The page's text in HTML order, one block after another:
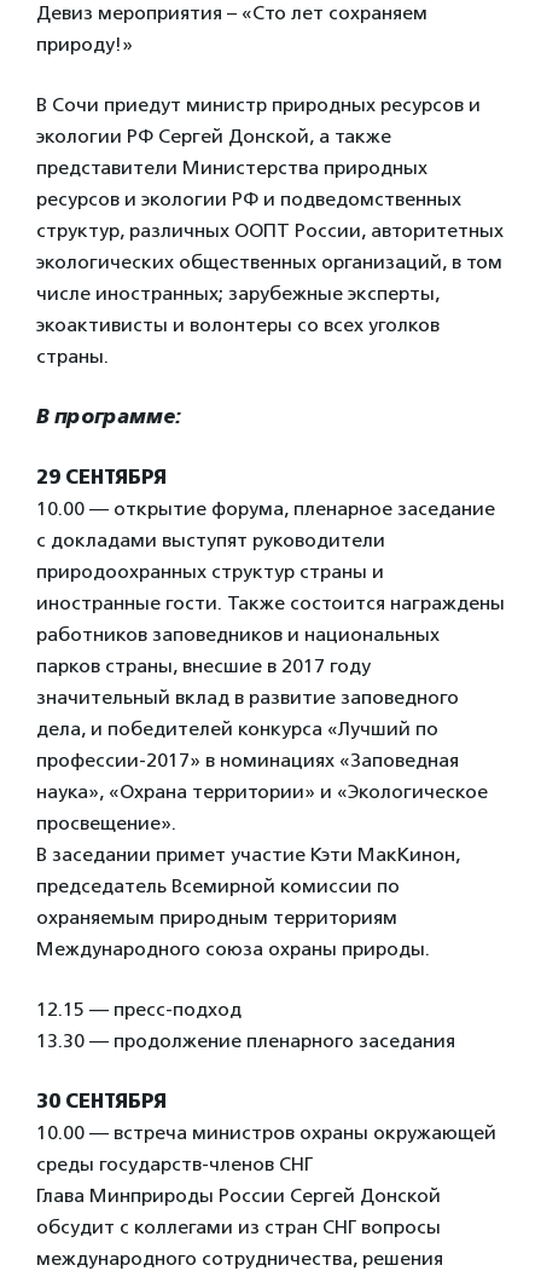
Девиз мероприятия – «Сто лет сохраняем
природу!»
В Сочи приедут министр природных ресурсов и
экологии РФ Сергей Донской, а также
представители Министерства природных
ресурсов и экологии РФ и подведомственных
структур, различных ООПТ России, авторитетных
экологических общественных организаций, в том
числе иностранных; зарубежные эксперты,
экоактивисты и волонтеры со всех уголков
страны.
В программе:
29 СЕНТЯБРЯ
10.00 — открытие форума, пленарное заседание
с докладами выступят руководители
природоохранных структур страны и
иностранные гости. Также состоится награждены
работников заповедников и национальных
парков страны, внесшие в 2017 году
значительный вклад в развитие заповедного
дела, и победителей конкурса «Лучший по
профессии-2017» в номинациях «Заповедная
наука», «Охрана территории» и «Экологическое
просвещение».
В заседании примет участие Кэти МакКинон,
председатель Всемирной комиссии по
охраняемым природным территориям
Международного союза охраны природы.
12.15 — пресс-подход
13.30 — продолжение пленарного заседания
30 СЕНТЯБРЯ
10.00 — встреча министров охраны окружающей
среды государств-членов СНГ
Глава Минприроды России Сергей Донской
обсудит с коллегами из стран СНГ вопросы
международного сотрудничества, решения